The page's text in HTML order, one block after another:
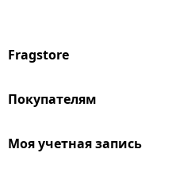
Fragstore
Покупателям
Моя учетная запись